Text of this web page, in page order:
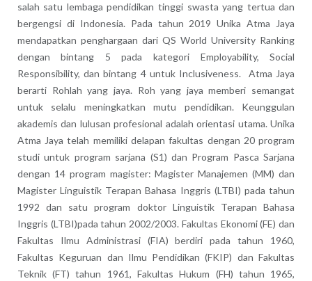
salah satu lembaga pendidikan tinggi swasta yang tertua dan
bergengsi di Indonesia. Pada tahun 2019 Unika Atma Jaya
mendapatkan penghargaan dari QS World University Ranking
dengan bintang 5 pada kategori Employability, Social
Responsibility, dan bintang 4 untuk Inclusiveness. Atma Jaya
berarti Rohlah yang jaya. Roh yang jaya memberi semangat
untuk selalu meningkatkan mutu pendidikan. Keunggulan
akademis dan lulusan profesional adalah orientasi utama. Unika
Atma Jaya telah memiliki delapan fakultas dengan 20 program
studi untuk program sarjana (S1) dan Program Pasca Sarjana
dengan 14 program magister: Magister Manajemen (MM) dan
Magister Linguistik Terapan Bahasa Inggris (LTBI) pada tahun
1992 dan satu program doktor Linguistik Terapan Bahasa
Inggris (LTBI)pada tahun 2002/2003. Fakultas Ekonomi (FE) dan
Fakultas Ilmu Administrasi (FIA) berdiri pada tahun 1960,
Fakultas Keguruan dan Ilmu Pendidikan (FKIP) dan Fakultas
Teknik (FT) tahun 1961, Fakultas Hukum (FH) tahun 1965,